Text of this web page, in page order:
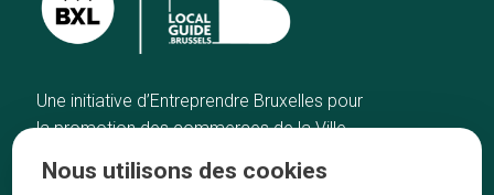
Une initiative d’Entreprendre Bruxelles pour
la promotion des commerces de la Ville
Accueil
Artisans
Nous utilisons des cookies